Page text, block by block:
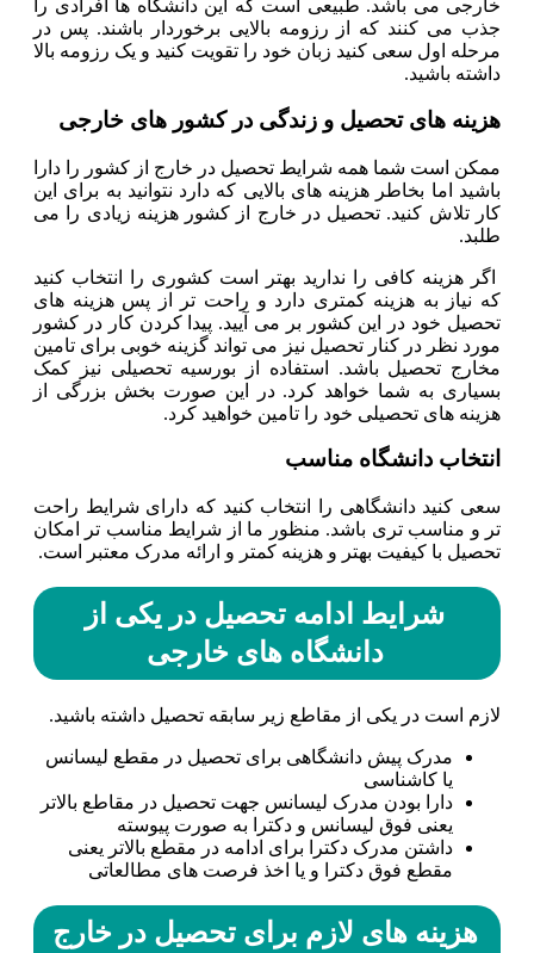
خارجی می باشد. طبیعی است که این دانشگاه ها افرادی را
جذب می کنند که از رزومه بالایی برخوردار باشند. پس در
مرحله اول سعی کنید زبان خود را تقویت کنید و یک رزومه بالا
داشته باشید.
هزینه های تحصیل و زندگی در کشور های خارجی
ممکن است شما همه شرایط تحصیل در خارج از کشور را دارا
باشید اما بخاطر هزینه های بالایی که دارد نتوانید به برای این
کار تلاش کنید. تحصیل در خارج از کشور هزینه زیادی را می
طلبد.
اگر هزینه کافی را ندارید بهتر است کشوری را انتخاب کنید
که نیاز به هزینه کمتری دارد و راحت تر از پس هزینه های
تحصیل خود در این کشور بر می آیید. پیدا کردن کار در کشور
مورد نظر در کنار تحصیل نیز می تواند گزینه خوبی برای تامین
مخارج تحصیل باشد. استفاده از بورسیه تحصیلی نیز کمک
بسیاری به شما خواهد کرد. در این صورت بخش بزرگی از
هزینه های تحصیلی خود را تامین خواهید کرد.
انتخاب دانشگاه مناسب
سعی کنید دانشگاهی را انتخاب کنید که دارای شرایط راحت
تر و مناسب تری باشد. منظور ما از شرایط مناسب تر امکان
تحصیل با کیفیت بهتر و هزینه کمتر و ارائه مدرک معتبر است.
شرایط ادامه تحصیل در یکی از
دانشگاه های خارجی
لازم است در یکی از مقاطع زیر سابقه تحصیل داشته باشید.
مدرک پیش دانشگاهی برای تحصیل در مقطع لیسانس
یا کاشناسی
دارا بودن مدرک لیسانس جهت تحصیل در مقاطع بالاتر
یعنی فوق لیسانس و دکترا به صورت پیوسته
داشتن مدرک دکترا برای ادامه در مقطع بالاتر یعنی
مقطع فوق دکترا و یا اخذ فرصت های مطالعاتی
هزینه های لازم برای تحصیل در خارج